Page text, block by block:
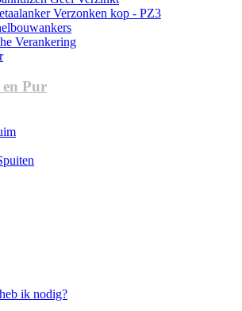
Verzonken kop - PZ3
Verankering
Pur
ik nodig?